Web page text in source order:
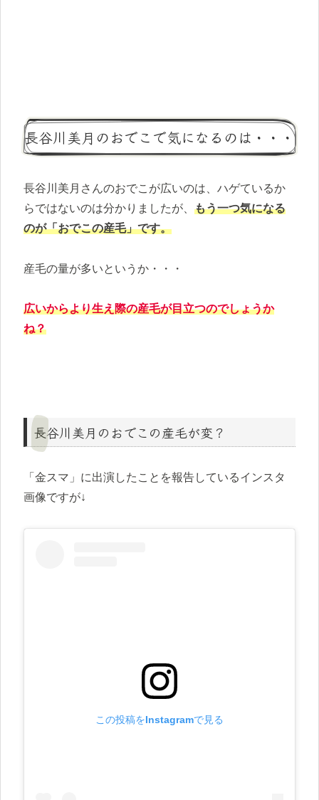
長谷川美月のおでこで気になるのは・・・
長谷川美月さんのおでこが広いのは、ハゲているか
らではないのは分かりましたが、 もう一つ気になる
のが「おでこの産毛」です。
産毛の量が多いというか・・・
広いからより生え際の産毛が目立つのでしょうか
ね？
長谷川美月のおでこの産毛が変？
「金スマ」に出演したことを報告しているインスタ
画像ですが↓
この投稿をInstagramで見る